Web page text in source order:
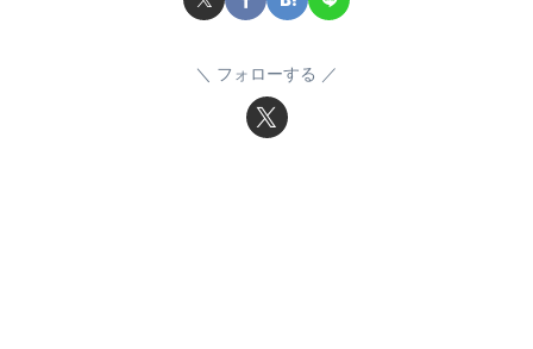
フォローする